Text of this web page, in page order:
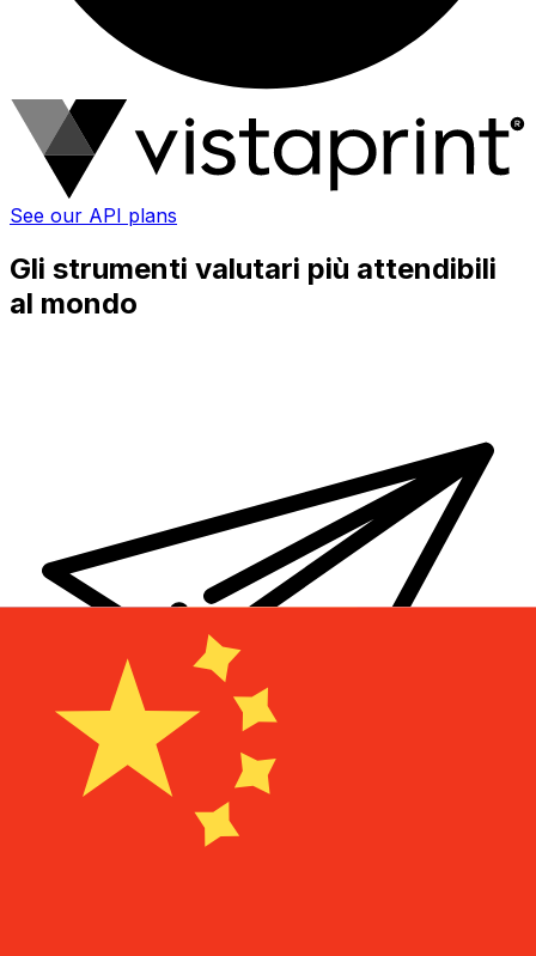
See our API plans
Gli strumenti valutari più attendibili
al mondo